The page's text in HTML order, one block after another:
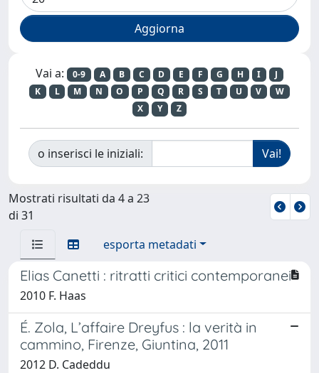
Vai a: 0-9 A B C D E F G H I
J
K
L M N O P Q R S T U V
W
X
Y Z
o inserisci le iniziali:
Mostrati risultati da 4 a 23
di 31
esporta metadati
Elias Canetti : ritratti critici contemporanei
2010 F. Haas
É. Zola, L’affaire Dreyfus : la verità in
cammino, Firenze, Giuntina, 2011
2012 D. Cadeddu